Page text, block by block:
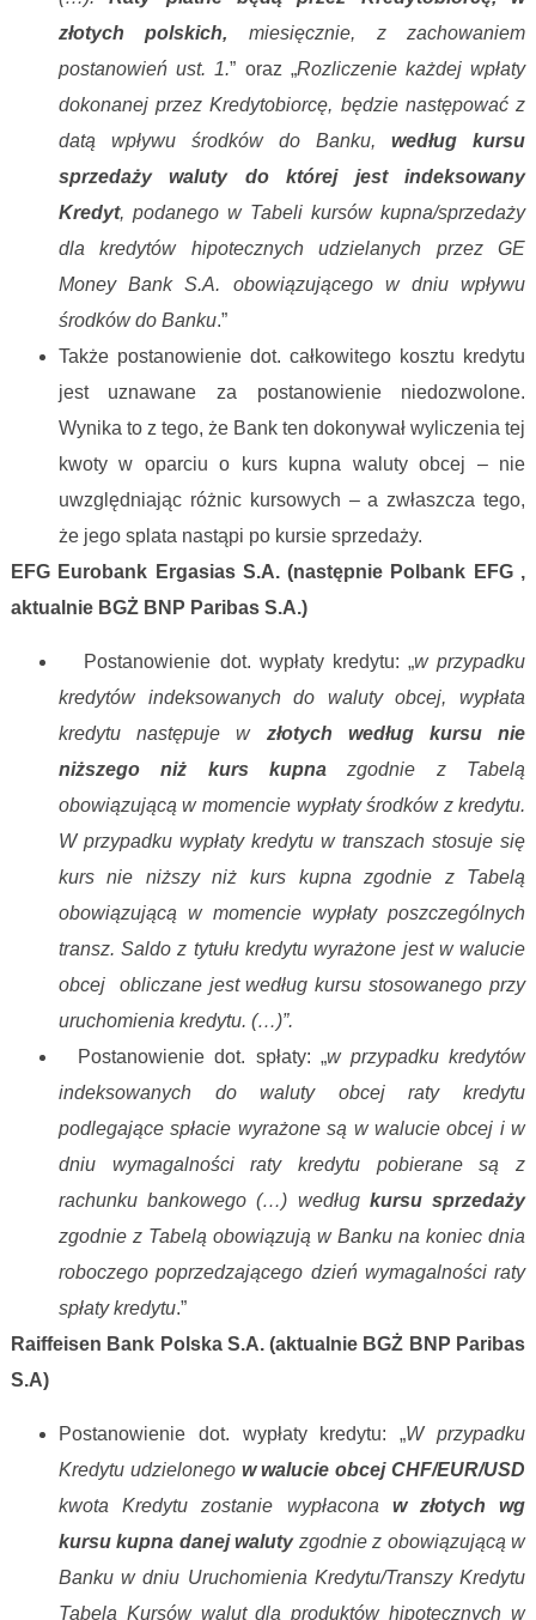
złotych polskich, miesięcznie, z zachowaniem
postanowień ust. 1.” oraz „Rozliczenie każdej wpłaty
dokonanej przez Kredytobiorcę, będzie następować z
datą wpływu środków do Banku,według kursu
sprzedaży waluty do której jest indeksowany
Kredyt, podanego w Tabeli kursów kupna/sprzedaży
dla kredytów hipotecznych udzielanych przez GE
Money Bank S.A. obowiązującego w dniu wpływu
środków do Banku.”
Także postanowienie dot. całkowitego kosztu kredytu
jest uznawane za postanowienie niedozwolone.
Wynika to z tego, że Bank ten dokonywał wyliczenia tej
kwoty w oparciu o kurs kupna waluty obcej – nie
uwzględniając różnic kursowych – a zwłaszcza tego,
że jego splata nastąpi po kursie sprzedaży.
EFG Eurobank Ergasias S.A. (następnie Polbank EFG ,
aktualnie BGŻ BNP Paribas S.A.)
Postanowienie dot. wypłaty kredytu: „wprzypadku
kredytów indeksowanych do waluty obcej, wypłata
kredytu następuje w złotych według kursu nie
niższego niż kurs kupnazgodnie z Tabelą
obowiązującą w momencie wypłaty środków z kredytu.
W przypadku wypłaty kredytu w transzach stosuje się
kurs nie niższy niż kurs kupna zgodnie z Tabelą
obowiązującą w momencie wypłaty poszczególnych
transz. Saldo z tytułu kredytu wyrażone jest w walucie
obcej obliczane jest według kursu stosowanego przy
uruchomienia kredytu. (…)”.
Postanowienie dot. spłaty: „wprzypadku kredytów
indeksowanych do waluty obcej raty kredytu
podlegające spłacie wyrażone są w walucie obcej i w
dniu wymagalności raty kredytu pobierane są z
rachunku bankowego (…) według kursu sprzedaży
zgodnie z Tabelą obowiązują w Banku na koniec dnia
roboczego poprzedzającego dzień wymagalności raty
spłaty kredytu.”
Raiffeisen Bank Polska S.A. (aktualnie BGŻ BNP Paribas
S.A)
Postanowienie dot. wypłaty kredytu: „W przypadku
Kredytu udzielonego w walucie obcej CHF/EUR/USD
kwota Kredytu zostanie wypłacona w złotych
wg
kursu kupna danej walutyzgodnie z obowiązującą w
Banku w dniu Uruchomienia Kredytu/Transzy Kredytu
Tabelą Kursów walut dla produktów hipotecznych w